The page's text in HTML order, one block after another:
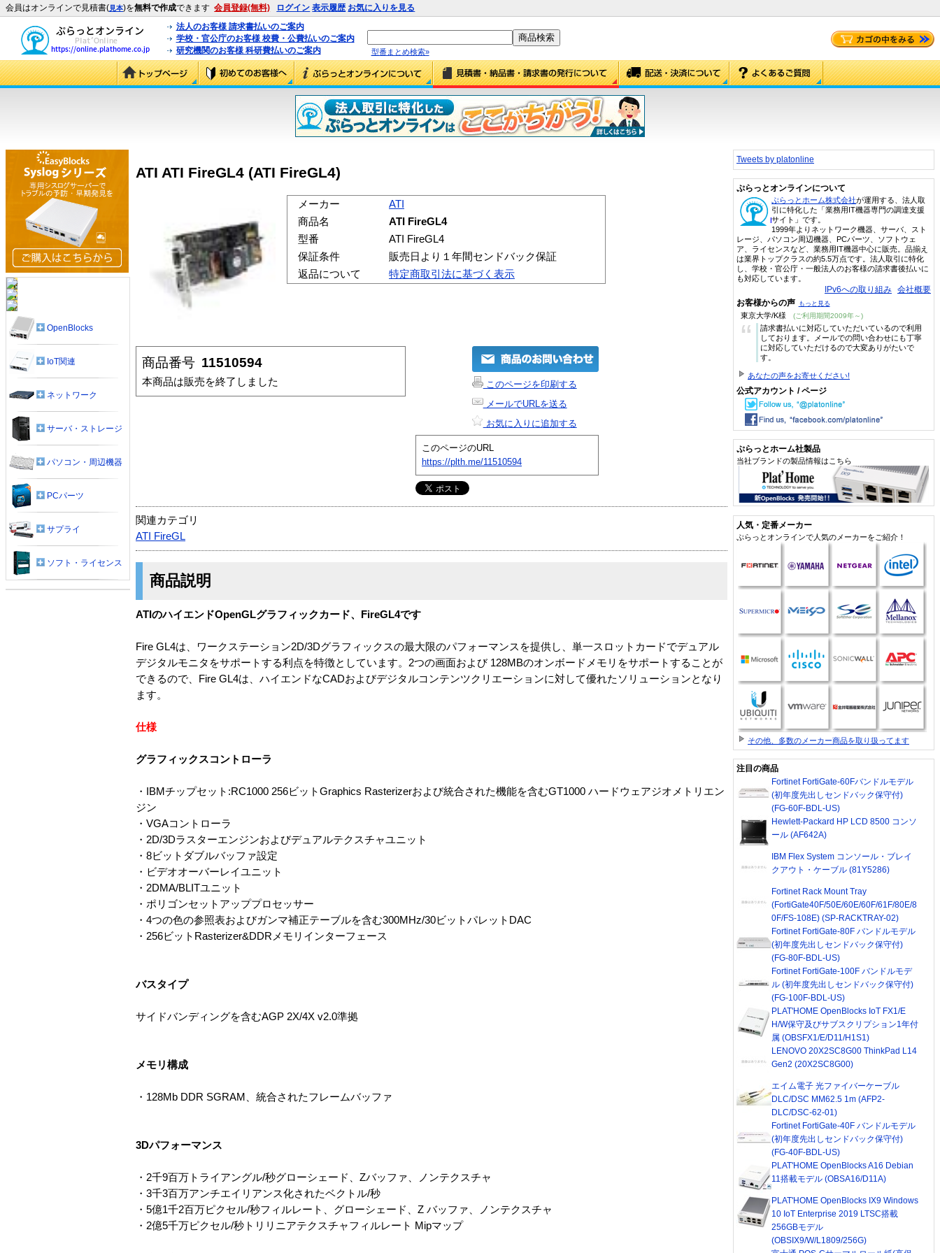
会員はオンラインで見積書(見本)を無料で作成できます 会員登録(無料) ログイン 表示履歴 お気に入りを見る
法人のお客様 請求書払いのご案内
学校・官公庁のお客様 校費・公費払いのご案内
研究機関のお客様 科研費払いのご案内
型番まとめ検索»
ATI ATI FireGL4 (ATI FireGL4)
メーカー
ATI
商品名
ATI FireGL4
型番
ATI FireGL4
保証条件
販売日より１年間センドバック保証
返品について
特定商取引法に基づく表示
商品番号 11510594
本商品は販売を終了しました
このページを印刷する
メールでURLを送る
お気に入りに追加する
このページのURL
https://plth.me/11510594
関連カテゴリ
ATI FireGL
商品説明
ATIのハイエンドOpenGLグラフィックカード、FireGL4です
Fire GL4は、ワークステーション2D/3Dグラフィックスの最大限のパフォーマンスを提供し、単一スロットカードでデュアル
デジタルモニタをサポートする利点を特徴としています。2つの画面および 128MBのオンボードメモリをサポートすることが
できるので、Fire GL4は、ハイエンドなCADおよびデジタルコンテンツクリエーションに対して優れたソリューションとなり
ます。
仕様
グラフィックスコントローラ
・IBMチップセット:RC1000 256ビットGraphics Rasterizerおよび統合された機能を含むGT1000 ハードウェアジオメトリエン
ジン
・VGAコントローラ
・2D/3Dラスターエンジンおよびデュアルテクスチャユニット
・8ビットダブルバッファ設定
・ビデオオーバーレイユニット
・2DMA/BLITユニット
・ポリゴンセットアッププロセッサー
・4つの色の参照表およびガンマ補正テーブルを含む300MHz/30ビットパレットDAC
・256ビットRasterizer&DDRメモリインターフェース
バスタイプ
サイドバンディングを含むAGP 2X/4X v2.0準拠
メモリ構成
・128Mb DDR SGRAM、統合されたフレームバッファ
3Dパフォーマンス
・2千9百万トライアングル/秒グローシェード、Zバッファ、ノンテクスチャ
・3千3百万アンチエイリアンス化されたベクトル/秒
・5億1千2百万ピクセル/秒フィルレート、グローシェード、Z バッファ、ノンテクスチャ
・2億5千万ピクセル/秒トリリニアテクスチャフィルレート Mipマップ
OpenBlocks
IoT関連
ネットワーク
サーバ・ストレージ
パソコン・周辺機器
PCパーツ
サプライ
ソフト・ライセンス
Tweets by platonline
ぷらっとオンラインについて
ぷらっとホーム株式会社が運用する、法人取
引に特化した「業務用IT機器専門の調達支援
サイト」です。
1999年よりネットワーク機器、サーバ、スト
レージ、パソコン周辺機器、PCパーツ、ソフトウェ
ア、ライセンスなど、業務用IT機器中心に販売。品揃え
は業界トップクラスの約5.5万点です。法人取引に特化
し、学校・官公庁・一般法人のお客様の請求書後払いに
も対応しています。
IPv6への取り組み 会社概要
お客様からの声 もっと見る
東京大学/K様 (ご利用期間2009年～)
“
請求書払いに対応していただいているので利用
しております。メールでの問い合わせにも丁寧
に対応していただけるので大変ありがたいで
す。
あなたの声をお寄せください!
公式アカウント / ページ
ぷらっとホーム社製品
当社ブランドの製品情報はこちら
人気・定番メーカー
ぷらっとオンラインで人気のメーカーをご紹介！
その他、多数のメーカー商品を取り扱ってます
注目の商品
Fortinet FortiGate-60Fバンドルモデル
(初年度先出しセンドバック保守付)
(FG-60F-BDL-US)
Hewlett-Packard HP LCD 8500 コンソ
ール (AF642A)
IBM Flex System コンソール・ブレイ
クアウト・ケーブル (81Y5286)
Fortinet Rack Mount Tray
(FortiGate40F/50E/60E/60F/61F/80E/8
0F/FS-108E) (SP-RACKTRAY-02)
Fortinet FortiGate-80F バンドルモデル
(初年度先出しセンドバック保守付)
(FG-80F-BDL-US)
Fortinet FortiGate-100F バンドルモデ
ル (初年度先出しセンドバック保守付)
(FG-100F-BDL-US)
PLAT'HOME OpenBlocks IoT FX1/E
H/W保守及びサブスクリプション1年付
属 (OBSFX1/E/D11/H1S1)
LENOVO 20X2SC8G00 ThinkPad L14
Gen2 (20X2SC8G00)
エイム電子 光ファイバーケーブル
DLC/DSC MM62.5 1m (AFP2-
DLC/DSC-62-01)
Fortinet FortiGate-40F バンドルモデル
(初年度先出しセンドバック保守付)
(FG-40F-BDL-US)
PLAT'HOME OpenBlocks A16 Debian
11搭載モデル (OBSA16/D11A)
PLAT'HOME OpenBlocks IX9 Windows
10 IoT Enterprise 2019 LTSC搭載
256GBモデル
(OBSIX9/W/L1809/256G)